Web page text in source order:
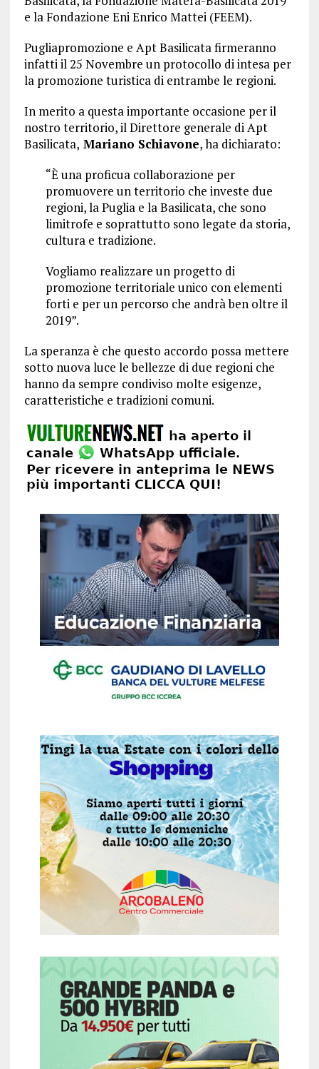
e la Fondazione Eni Enrico Mattei (FEEM).
Pugliapromozione e Apt Basilicata firmeranno
infatti il 25 Novembre un protocollo di intesa per
la promozione turistica di entrambe le regioni.
In merito a questa importante occasione per il
nostro territorio, il Direttore generale di Apt
Basilicata, Mariano Schiavone, ha dichiarato:
“È una proficua collaborazione per
promuovere un territorio che investe due
regioni, la Puglia e la Basilicata, che sono
limitrofe e soprattutto sono legate da storia,
cultura e tradizione.
Vogliamo realizzare un progetto di
promozione territoriale unico con elementi
forti e per un percorso che andrà ben oltre il
2019”.
La speranza è che questo accordo possa mettere
sotto nuova luce le bellezze di due regioni che
hanno da sempre condiviso molte esigenze,
caratteristiche e tradizioni comuni.